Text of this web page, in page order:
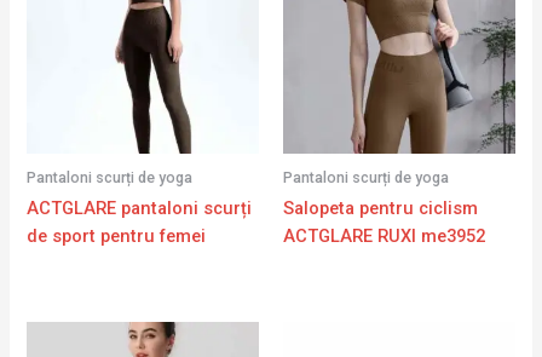
Pantaloni scurți de yoga
ACTGLARE pantaloni scurți
de sport pentru femei
Pantaloni scurți de yoga
Salopeta pentru ciclism
ACTGLARE RUXI me3952